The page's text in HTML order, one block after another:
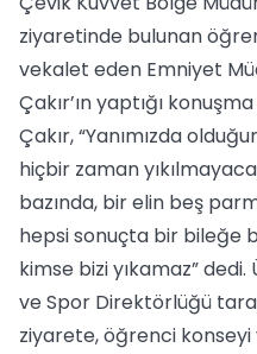
ziyaretinde bulunan
vekalet eden Emniyet
Çakır’ın yaptığı
Çakır, “Yanımızda
hiçbir zaman
bazında, bir elin beş
hepsi sonuçta bir bileğe
kimse bizi yıkamaz”
ve Spor Direktörlüğü
ziyarete, öğrenci